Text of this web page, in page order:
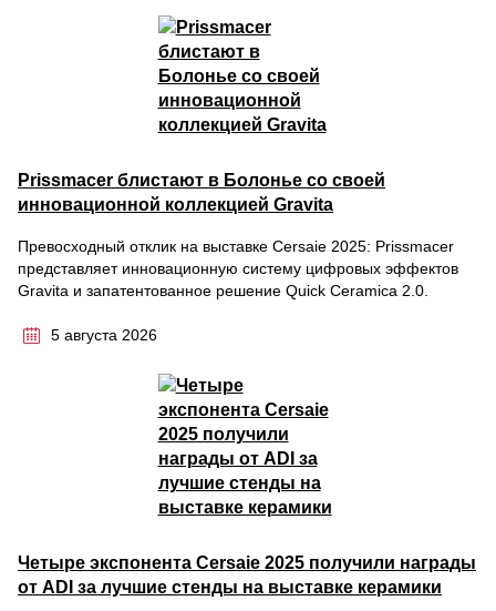
Prissmacer блистают в Болонье со своей
инновационной коллекцией Gravita
Превосходный отклик на выставке Cersaie 2025: Prissmacer
представляет инновационную систему цифровых эффектов
Gravita и запатентованное решение Quick Ceramica 2.0.
5 августа 2026
Четыре экспонента Cersaie 2025 получили награды
от ADI за лучшие стенды на выставке керамики